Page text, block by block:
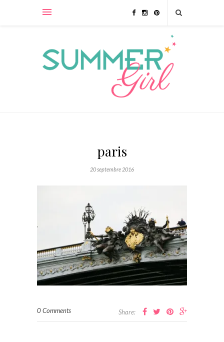
paris
20 septembre 2016
0 Comments Share: